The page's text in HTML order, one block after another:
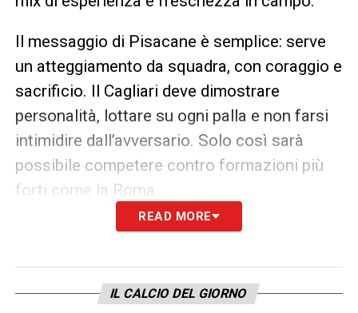
Il messaggio di Pisacane è semplice: serve
un atteggiamento da squadra, con coraggio e
sacrificio. Il Cagliari deve dimostrare
personalità, lottare su ogni palla e non farsi
intimidire dall’avversario. Solo così sarà
possibile competere contro formazioni più
forti come la Roma.
La partita rappresenta un test fondamentale
sfida in cui il lavoro di squadra e la
determinazione possono fare la differenza. Il
READ MORE
IL CALCIO DEL GIORNO